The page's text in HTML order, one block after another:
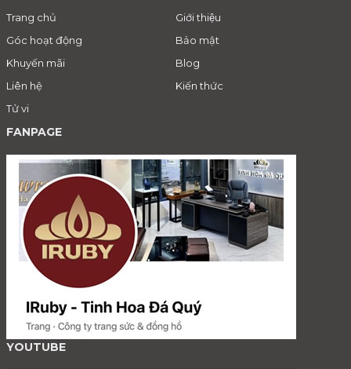
Trang chủ
Giới thiệu
Góc hoạt động
Bảo mật
Khuyến mãi
Blog
Liên hệ
Kiến thức
Tử vi
FANPAGE
YOUTUBE